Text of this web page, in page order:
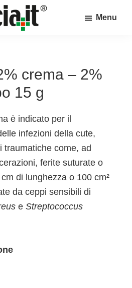
Menu
crema – 2%
15 g
è indicato per il
infezioni della cute,
traumatiche come, ad
ferite suturate o
di lunghezza o 100 cm²
da ceppi sensibili di
e Streptococcus